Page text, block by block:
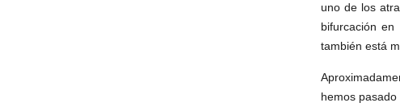
uno de los
bifurcación
también está
hemos